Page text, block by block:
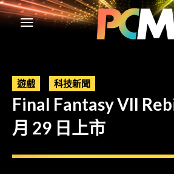
遊戲 科技新聞
Final Fantasy VII
月 29 日上市